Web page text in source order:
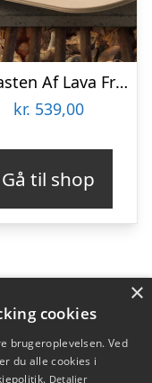
Pizzasten Af Lava Fra Etna
kr. 539,00
Gå til shop
×
cookies
brugeroplevelsen. Ved
du alle cookies i
Detaljer